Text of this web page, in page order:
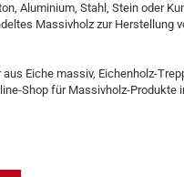
Aluminium, Stahl, Stein oder
Massivholz zur Herstellung
Eiche massiv, Eichenholz-
Shop für Massivholz-Produkte